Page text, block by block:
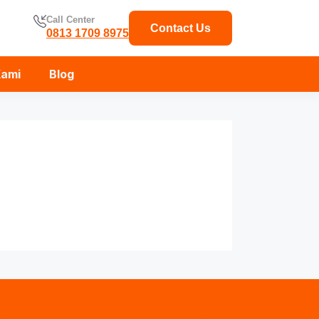
Call Center
0813 1709 8975 Contact Us
Blog